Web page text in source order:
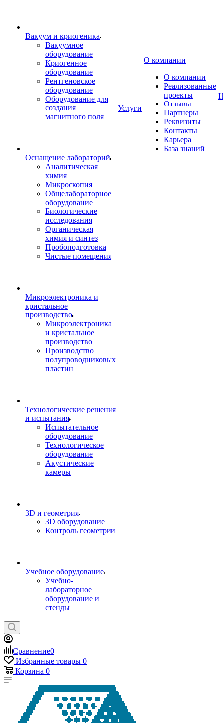
Вакуум и криогеника
Вакуумное
оборудование
Криогенное
оборудование
Рентгеновское
оборудование
Оборудование для
создания
магнитного поля
Оснащение лабораторий
Аналитическая
химия
Микроскопия
Общелабораторное
оборудование
Биологические
исследования
Органическая
химия и синтез
Пробоподготовка
Чистые помещения
Микроэлектроника и
кристальное
производство
Микроэлектроника
и кристальное
производство
Производство
полупроводниковых
пластин
Технологические решения
и испытания
Испытательное
оборудование
Технологическое
оборудование
Акустические
камеры
3D и геометрия
3D оборудование
Контроль геометрии
Учебное оборудование
Учебно-
лабораторное
оборудование и
стенды
Услуги
О компании
О компании
Реализованные
проекты
Отзывы
Партнеры
Реквизиты
Контакты
Карьера
База знаний
Сравнение0
Избранные товары 0
Корзина 0